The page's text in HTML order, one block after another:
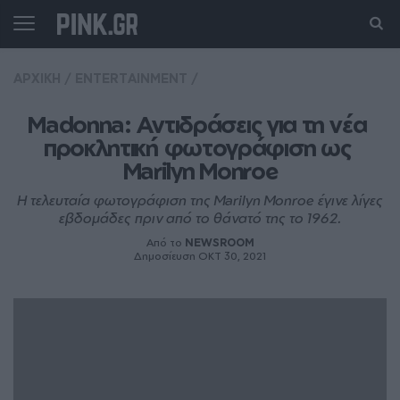
Madonna: Αντιδράσεις για τη νέα
προκλητική φωτογράφιση ως
Marilyn Monroe
Η τελευταία φωτογράφιση της Marilyn Monroe έγινε λίγες
εβδομάδες πριν από το θάνατό της το 1962.
Από το NEWSROOM
Δημοσίευση ΟΚΤ 30, 2021